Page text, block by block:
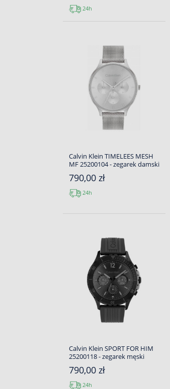
24h
Calvin Klein TIMELEES MESH
MF 25200104 - zegarek damski
790,00 zł
24h
Calvin Klein SPORT FOR HIM
25200118 - zegarek męski
790,00 zł
24h